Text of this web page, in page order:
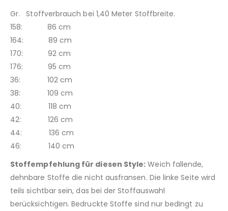
Gr. Stoffverbrauch bei 1,40 Meter Stoffbreite.
158: 86 cm
164: 89 cm
170: 92 cm
176: 95 cm
36: 102 cm
38: 109 cm
40: 118 cm
42: 126 cm
44: 136 cm
46: 140 cm
Stoffempfehlung für diesen Style: Weich fallende,
dehnbare Stoffe die nicht ausfransen. Die linke Seite wird
teils sichtbar sein, das bei der Stoffauswahl
berücksichtigen. Bedruckte Stoffe sind nur bedingt zu